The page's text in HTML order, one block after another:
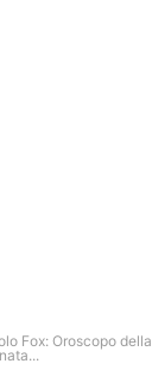
Fox: Oroscopo